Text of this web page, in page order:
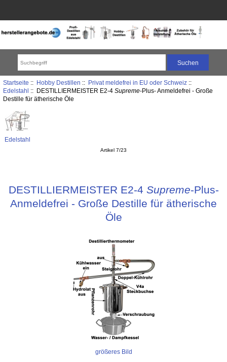
Startseite :: Hobby Destillen :: Privat meldefrei in EU oder Schweiz::
Edelstahl :: DESTILLIERMEISTER E2-4 Supreme-Plus- Anmeldefrei - Große
Destille für ätherische Öle
Edelstahl
Artikel 7/23
DESTILLIERMEISTER E2-4 Supreme-Plus-
Anmeldefrei - Große Destille für ätherische
Öle
größeres Bild